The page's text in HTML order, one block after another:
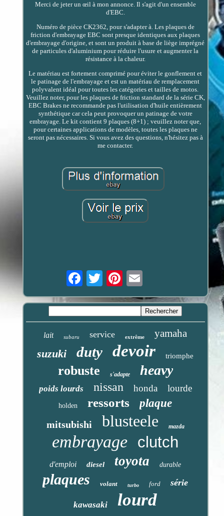
Merci de jeter un œil à mon annonce. Il s'agit d'un ensemble
d'EBC.
Numéro de pièce CK2362, pour s'adapter à. Les plaques de
friction d'embrayage EBC sont presque identiques aux plaques
d'embrayage d'origine, et sont un produit à base de liège imprégné
de particules d'aluminium pour réduire l'usure et augmenter la
résistance à la chaleur.
Le matériau est fortement comprimé pour éviter le gonflement et
le patinage de l'embrayage et est un matériau de remplacement
polyvalent idéal pour toutes les catégories et tailles de motos.
Veuillez noter, pour les plaques de friction standard de la série CK,
EBC Brakes ne recommande pas l'utilisation d'huile entièrement
synthétique car cela peut provoquer un patinage de votre
embrayage. Le kit contient 9 plaques (8+1) ; veuillez noter que,
pour certaines applications de modèles, toutes les plaques ne
seront pas nécessaires. Si vous avez des questions, n'hésitez pas à
me contacter.
Email
lait subaru service extrême yamaha
suzuki duty devoir triomphe
robuste s'adapte heavy
poids lourds nissan honda lourde
holden ressorts plaque
mitsubishi blusteele mazda
embrayage clutch
d'emploi diesel toyota durable
plaques volant turbo ford série
kawasaki lourd